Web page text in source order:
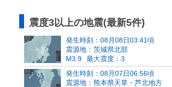
震度3以上の地震(最新5件)
発生時刻：08月08日03:41頃
震源地：茨城県北部
M3.9
最大震度：3
発生時刻：08月07日06:56頃
震源地：熊本県天草・芦北地方